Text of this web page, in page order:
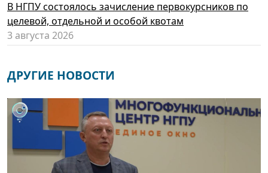
В НГПУ состоялось зачисление первокурсников по
целевой, отдельной и особой квотам
3 августа 2026
ДРУГИЕ НОВОСТИ